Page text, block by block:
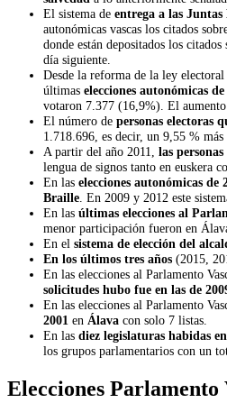
El sistema de entrega a las Juntas
autonómicas vascas los citados
donde están depositados los
día siguiente.
Desde la reforma de la ley
últimas elecciones autonómicas de
votaron 7.377 (16,9%). El
El número de personas electoras
1.718.696, es decir, un 9,55 % más
A partir del año 2011, las
lengua de signos tanto en euskera
En las elecciones autonómicas
Braille . En 2009 y 2012 este
En las últimas elecciones al
menor participación fueron en
En el sistema de elección del
En los últimos tres años (2015,
En las elecciones al Parlamento
solicitudes hubo fue en las de
En las elecciones al Parlamento
2001 en Álava con solo 7 listas.
En las diez legislaturas habidas
los grupos parlamentarios con un
Elecciones Parlamento